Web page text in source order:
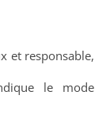
et responsable,
le mode